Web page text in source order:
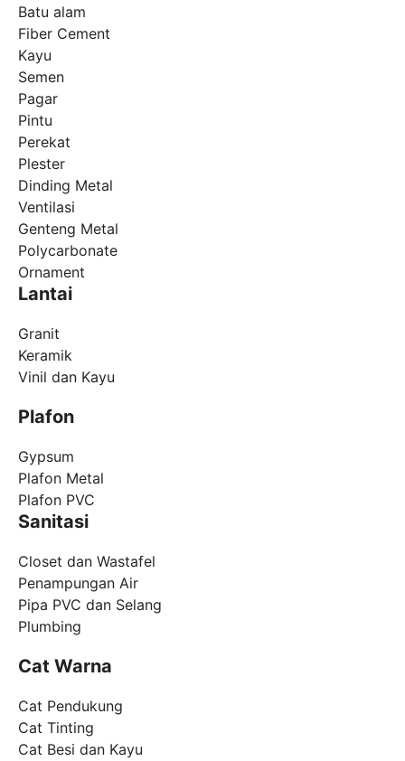
Batu alam
Fiber Cement
Kayu
Semen
Pagar
Pintu
Perekat
Plester
Dinding Metal
Ventilasi
Genteng Metal
Polycarbonate
Ornament
Lantai
Granit
Keramik
Vinil dan Kayu
Plafon
Gypsum
Plafon Metal
Plafon PVC
Sanitasi
Closet dan Wastafel
Penampungan Air
Pipa PVC dan Selang
Plumbing
Cat Warna
Cat Pendukung
Cat Tinting
Cat Besi dan Kayu